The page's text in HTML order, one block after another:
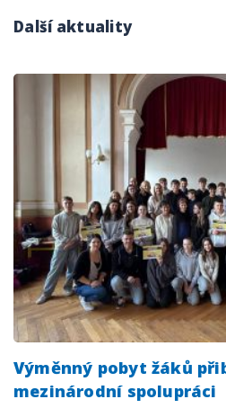
Další aktuality
Výměnný pobyt žáků
mezinárodní spolupráci